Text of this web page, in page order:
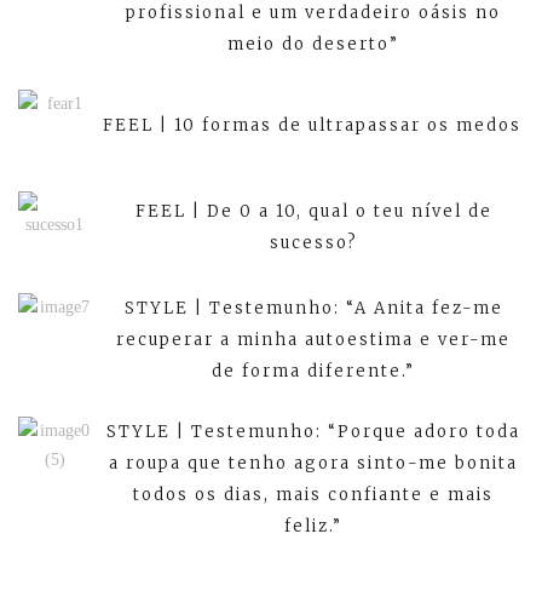
profissional e um verdadeiro oásis no
meio do deserto”
FEEL | 10 formas de ultrapassar os medos
FEEL | De 0 a 10, qual o teu nível de
sucesso?
STYLE | Testemunho: “A Anita fez-me
recuperar a minha autoestima e ver-me
de forma diferente.”
STYLE | Testemunho: “Porque adoro toda
a roupa que tenho agora sinto-me bonita
todos os dias, mais confiante e mais
feliz.”